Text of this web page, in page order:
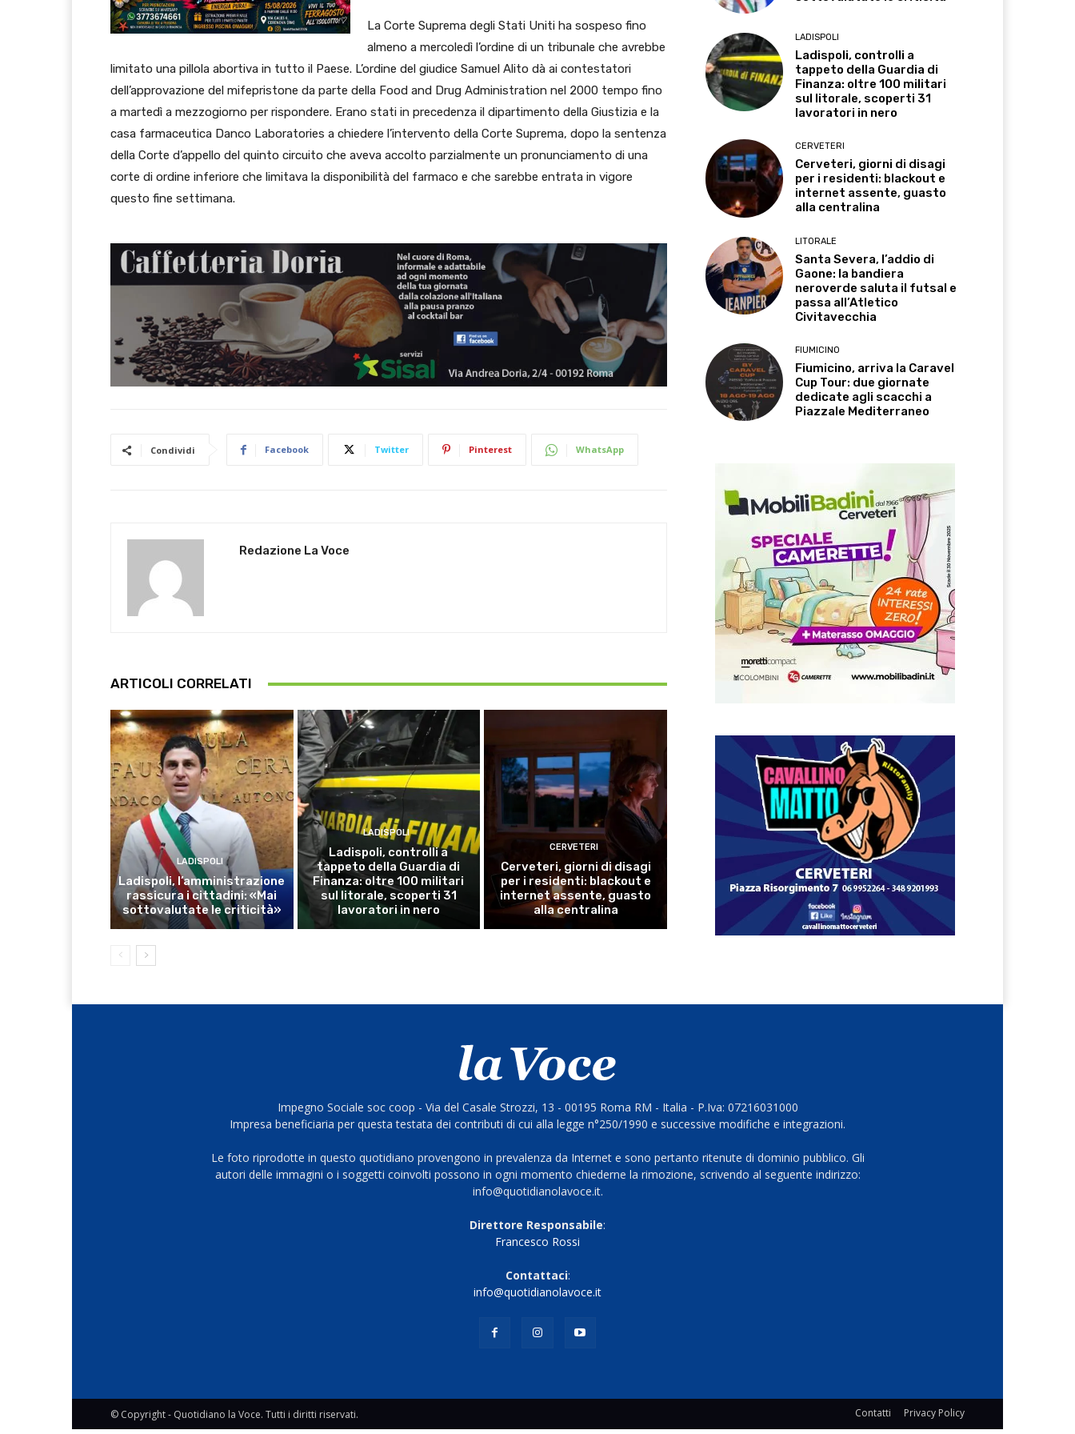
La Corte Suprema degli Stati Uniti ha sospeso fino
almeno a mercoledì l’ordine di un tribunale che avrebbe
limitato una pillola abortiva in tutto il Paese. L’ordine del giudice Samuel Alito dà ai contestatori
dell’approvazione del mifepristone da parte della Food and Drug Administration nel 2000 tempo fino
a martedì a mezzogiorno per rispondere. Erano stati in precedenza il dipartimento della Giustizia e la
casa farmaceutica Danco Laboratories a chiedere l’intervento della Corte Suprema, dopo la sentenza
della Corte d’appello del quinto circuito che aveva accolto parzialmente un pronunciamento di una
corte di ordine inferiore che limitava la disponibilità del farmaco e che sarebbe entrata in vigore
questo fine settimana.
Condividi Facebook Twitter Pinterest WhatsApp
Redazione La Voce
ARTICOLI CORRELATI
LADISPOLI
Ladispoli, l’amministrazione
rassicura i cittadini: «Mai
sottovalutate le criticità»
LADISPOLI
Ladispoli, controlli a
tappeto della Guardia di
Finanza: oltre 100 militari
sul litorale, scoperti 31
lavoratori in nero
CERVETERI
Cerveteri, giorni di disagi
per i residenti: blackout e
internet assente, guasto
alla centralina
LADISPOLI
Ladispoli, controlli a
tappeto della Guardia di
Finanza: oltre 100 militari
sul litorale, scoperti 31
lavoratori in nero
CERVETERI
Cerveteri, giorni di disagi
per i residenti: blackout e
internet assente, guasto
alla centralina
LITORALE
Santa Severa, l’addio di
Gaone: la bandiera
neroverde saluta il futsal e
passa all’Atletico
Civitavecchia
FIUMICINO
Fiumicino, arriva la Caravel
Cup Tour: due giornate
dedicate agli scacchi a
Piazzale Mediterraneo
Impegno Sociale soc coop - Via del Casale Strozzi, 13 - 00195 Roma RM - Italia - P.Iva: 07216031000
Impresa beneficiaria per questa testata dei contributi di cui alla legge n°250/1990 e successive modifiche e integrazioni.
Le foto riprodotte in questo quotidiano provengono in prevalenza da Internet e sono pertanto ritenute di dominio pubblico. Gli
autori delle immagini o i soggetti coinvolti possono in ogni momento chiederne la rimozione, scrivendo al seguente indirizzo:
info@quotidianolavoce.it.
Direttore Responsabile:
Francesco Rossi
Contattaci:
info@quotidianolavoce.it
© Copyright - Quotidiano la Voce. Tutti i diritti riservati. Contatti Privacy Policy